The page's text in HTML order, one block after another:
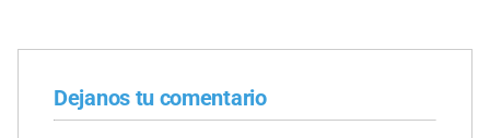
Dejanos tu comentario